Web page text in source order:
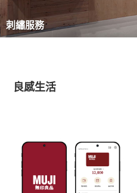
刺繡服務
良感生活